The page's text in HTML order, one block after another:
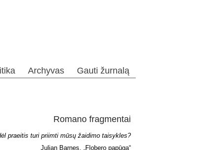
Archyvas Gauti žurnalą
Romano fragmentai
praeitis turi priimti mūsų žaidimo taisykles?
Julian Barnes, „Flobero papūga“